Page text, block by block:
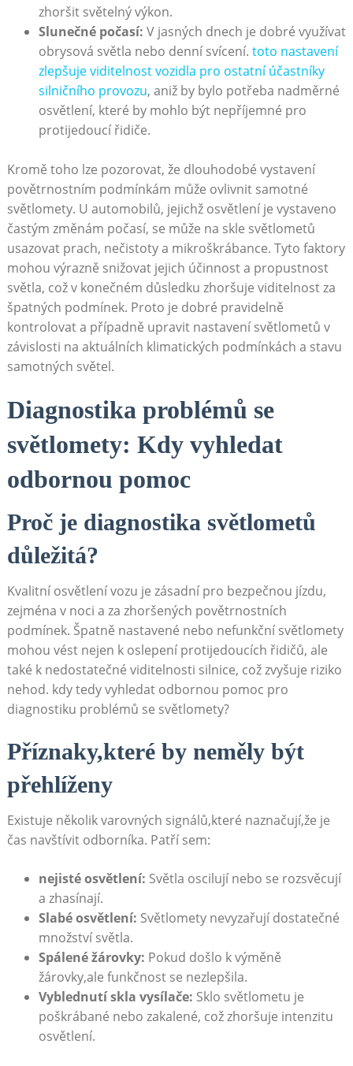
zhoršit světelný výkon.
Slunečné počasí: V jasných dnech je dobré využívat
obrysová světla nebo denní svícení. toto nastavení
zlepšuje viditelnost vozidla pro ostatní účastníky
silničního provozu, aniž by bylo potřeba nadměrné
osvětlení, které by mohlo být nepříjemné pro
protijedoucí řidiče.
Kromě toho lze pozorovat, že dlouhodobé vystavení
povětrnostním podmínkám může ovlivnit samotné
světlomety. U automobilů, jejichž osvětlení je vystaveno
častým změnám počasí, se může na skle světlometů
usazovat prach, nečistoty a mikroškrábance. Tyto faktory
mohou výrazně snižovat jejich účinnost a propustnost
světla, což v konečném důsledku zhoršuje viditelnost za
špatných podmínek. Proto je dobré pravidelně
kontrolovat a případně upravit nastavení světlometů v
závislosti na aktuálních klimatických podmínkách a stavu
samotných světel.
Diagnostika problémů se
světlomety: Kdy vyhledat
odbornou pomoc
Proč je diagnostika světlometů
důležitá?
Kvalitní osvětlení vozu je zásadní pro bezpečnou jízdu,
zejména v noci a za zhoršených povětrnostních
podmínek. Špatně nastavené nebo nefunkční světlomety
mohou vést nejen k oslepení protijedoucích řidičů, ale
také k nedostatečné viditelnosti silnice, což zvyšuje riziko
nehod. kdy tedy vyhledat odbornou pomoc pro
diagnostiku problémů se světlomety?
Příznaky,které by neměly být
přehlíženy
Existuje několik varovných signálů,které naznačují,že je
čas navštívit odborníka. Patří sem:
nejisté osvětlení: Světla oscilují nebo se rozsvěcují
a zhasínají.
Slabé osvětlení: Světlomety nevyzařují dostatečné
množství světla.
Spálené žárovky: Pokud došlo k výměně
žárovky,ale funkčnost se nezlepšila.
Vyblednutí skla vysílače: Sklo světlometu je
poškrábané nebo zakalené, což zhoršuje intenzitu
osvětlení.